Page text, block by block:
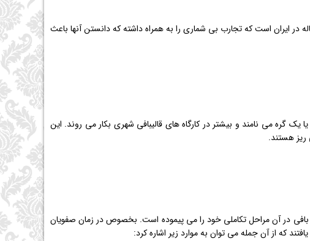
در ایران است که تجارب بی شماری را به همراه داشته که دانستن آنها باعث
گره می نامند و بیشتر در کارگاه های قالیبافی شهری بکار می روند. این
ریز هستند.
بافی در آن مراحل تكاملی خود را می پیموده است. بخصوص در زمان صفویان
كه از آن جمله می توان به موارد زیر اشاره كرد: